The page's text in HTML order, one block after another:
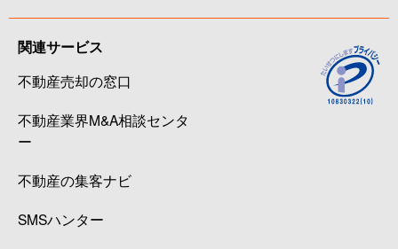
関連サービス
不動産売却の窓口
不動産業界M&A相談センタ
ー
不動産の集客ナビ
SMSハンター